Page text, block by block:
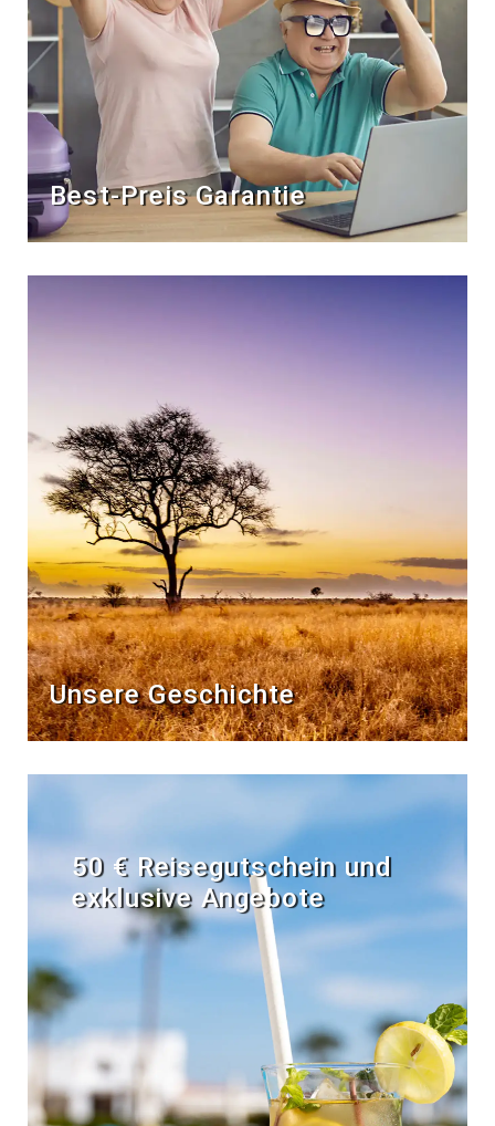
Best-Preis Garantie
Unsere Geschichte
50 € Reisegutschein und
exklusive Angebote